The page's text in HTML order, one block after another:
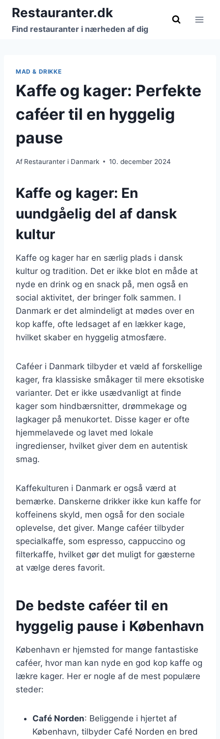
Fortsæt
indhold
Restauranter.dk
Find restauranter i nærheden af dig
MAD & DRIKKE
Kaffe og kager: Perfekte
caféer til en hyggelig
pause
Af Restauranter i Danmark 10. december 2024
Kaffe og kager: En
uundgåelig del af dansk
kultur
Kaffe og kager har en særlig plads i dansk
kultur og tradition. Det er ikke blot en måde at
nyde en drink og en snack på, men også en
social aktivitet, der bringer folk sammen. I
Danmark er det almindeligt at mødes over en
kop kaffe, ofte ledsaget af en lækker kage,
hvilket skaber en hyggelig atmosfære.
Caféer i Danmark tilbyder et væld af forskellige
kager, fra klassiske småkager til mere eksotiske
varianter. Det er ikke usædvanligt at finde
kager som hindbærsnitter, drømmekage og
lagkager på menukortet. Disse kager er ofte
hjemmelavede og lavet med lokale
ingredienser, hvilket giver dem en autentisk
smag.
Kaffekulturen i Danmark er også værd at
bemærke. Danskerne drikker ikke kun kaffe for
koffeinens skyld, men også for den sociale
oplevelse, det giver. Mange caféer tilbyder
specialkaffe, som espresso, cappuccino og
filterkaffe, hvilket gør det muligt for gæsterne
at vælge deres favorit.
De bedste caféer til en
hyggelig pause i København
København er hjemsted for mange fantastiske
caféer, hvor man kan nyde en god kop kaffe og
lækre kager. Her er nogle af de mest populære
steder:
Café Norden: Beliggende i hjertet af
København, tilbyder Café Norden en bred